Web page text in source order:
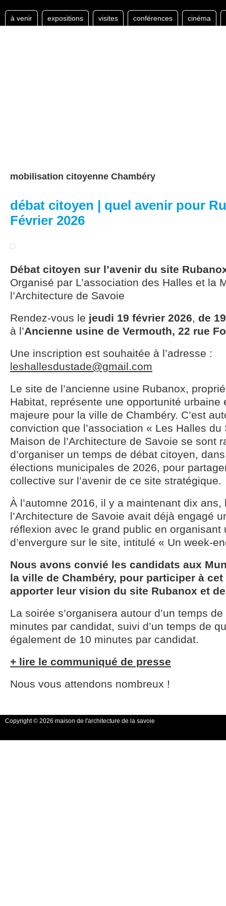
à venir expositions visites conférences cinéma
mobilisation citoyenne Chambéry
débat citoyen | quel avenir pour
Février 2026
Débat citoyen sur l’avenir du site
Organisé par L’association des Halles et la
l’Architecture de Savoie
Rendez-vous le jeudi 19 février 2026, de
à l’Ancienne usine de Vermouth, 22 rue
Une inscription est souhaitée à l’adresse :
leshallesdustade@gmail.com
Le site de l’ancienne usine Rubanox,
Habitat, représente une opportunité urbaine
majeure pour la ville de Chambéry. C’est
conviction que l’association « Les Halles du
Maison de l’Architecture de Savoie se sont
d’organiser un temps de débat citoyen,
élections municipales de 2026, pour
collective sur l’avenir de ce site stratégique.
À l’automne 2016, il y a maintenant dix ans,
l’Architecture de Savoie avait déjà engagé
réflexion avec le grand public en organisant
d’envergure sur le site, intitulé « Un week-
Nous avons convié les candidats aux
la ville de Chambéry, pour participer à
apporter leur vision du site Rubanox et
La soirée s’organisera autour d’un temps
minutes par candidat, suivi d’un temps de
également de 10 minutes par candidat.
+ lire le communiqué de presse
Nous vous attendons nombreux !
Copyright © 2026 maison de l'architecture de la savoie